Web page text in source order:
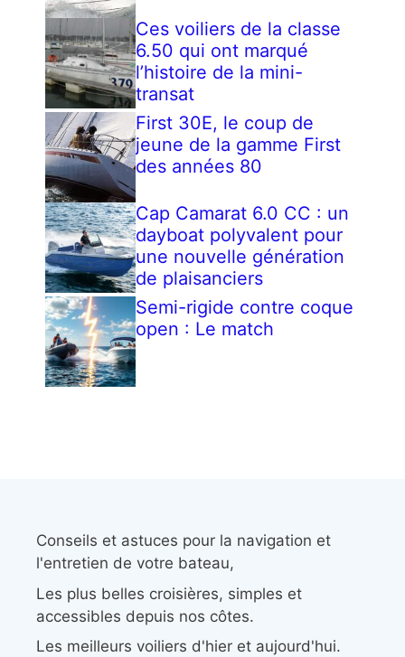
Ces voiliers de la classe
6.50 qui ont marqué
l’histoire de la mini-
transat
First 30E, le coup de
jeune de la gamme First
des années 80
Cap Camarat 6.0 CC : un
dayboat polyvalent pour
une nouvelle génération
de plaisanciers
Semi-rigide contre coque
open : Le match
Conseils et astuces pour la navigation et
l'entretien de votre bateau,
Les plus belles croisières, simples et
accessibles depuis nos côtes.
Les meilleurs voiliers d'hier et aujourd'hui.